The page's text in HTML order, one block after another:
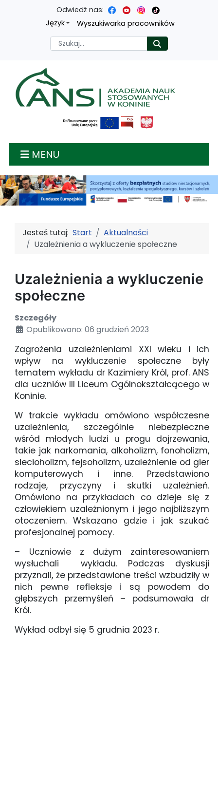
Przejdź
treści
głównej
Przejdź
menu
nawigacyjnego
Przejdź
wyszukiwarki
Przejdź
mapy
strony
Odwiedź nas:
Język
Wyszukiwarka pracowników
Szukaj
Akademia nauk
MENU
Jesteś tutaj:Start
Aktualności
Uzależnienia a wykluczenie społeczne
Uzależnienia a wykluczenie
społeczne
Szczegóły
Opublikowano: 06 grudzień 2023
Zagrożenia uzależnieniami XXI wieku i ich
wpływ na wykluczenie społeczne były
tematem wykładu dr Kazimiery Król, prof. ANS
dla uczniów III Liceum Ogólnokształcącego w
Koninie.
W trakcie wykładu omówiono współczesne
uzależnienia, szczególnie niebezpieczne
wśród młodych ludzi u progu dojrzewania,
takie jak narkomania, alkoholizm, fonoholizm,
siecioholizm, fejsoholizm, uzależnienie od gier
komputerowych i inne. Przedstawiono
rodzaje, przyczyny i skutki uzależnień.
Omówiono na przykładach co dzieje się z
człowiekiem uzależnionym i jego najbliższym
otoczeniem. Wskazano gdzie i jak szukać
profesjonalnej pomocy.
– Uczniowie z dużym zainteresowaniem
wysłuchali wykładu. Podczas dyskusji
przyznali, że przedstawione treści wzbudziły w
nich pewne refleksje i są powodem do
głębszych przemyśleń – podsumowała dr
Król.
Wykład odbył się 5 grudnia 2023 r.